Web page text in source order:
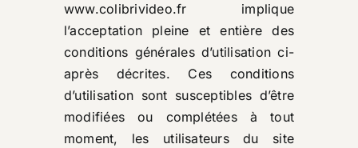
www.colibrivideo.fr implique
l’acceptation pleine et entière des
conditions générales d’utilisation ci-
après décrites. Ces conditions
d’utilisation sont susceptibles d’être
modifiées ou complétées à tout
moment, les utilisateurs du site